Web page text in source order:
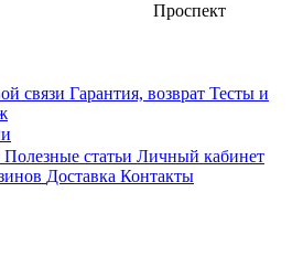
Проспект
связи Гарантия, возврат Тесты и
Полезные статьи Личный кабинет
Доставка Контакты